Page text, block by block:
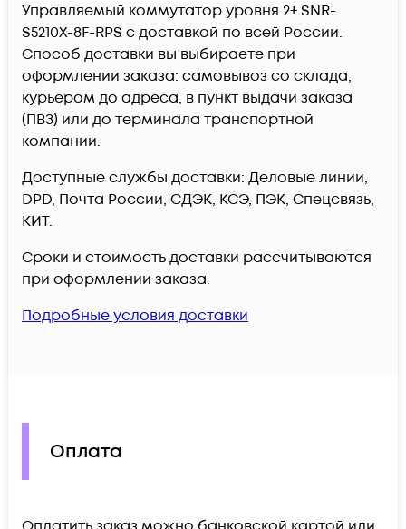
Управляемый коммутатор уровня 2+ SNR-
S5210X-8F-RPS c доставкой по всей России.
Способ доставки вы выбираете при
оформлении заказа: самовывоз со склада,
курьером до адреса, в пункт выдачи заказа
(ПВЗ) или до терминала транспортной
компании.
Доступные службы доставки: Деловые линии,
DPD, Почта России, СДЭК, КСЭ, ПЭК, Спецсвязь,
КИТ.
Сроки и стоимость доставки рассчитываются
при оформлении заказа.
Подробные условия доставки
Оплата